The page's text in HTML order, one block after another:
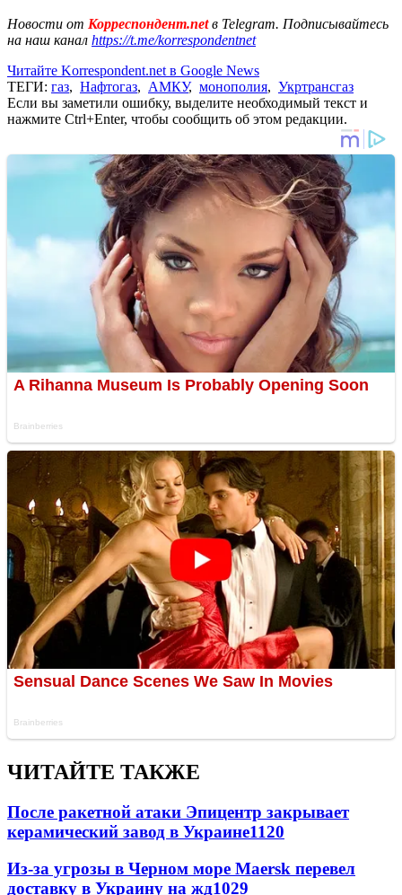
Новости от Корреспондент.netв Telegram. Подписывайтесь
на наш канал https://t.me/korrespondentnet
Читайте Korrespondent.net в Google News
ТЕГИ: газ, Нафтогаз, АМКУ, монополия, Укртрансгаз
Если вы заметили ошибку, выделите необходимый текст и
нажмите Ctrl+Enter, чтобы сообщить об этом редакции.
ЧИТАЙТЕ ТАКЖЕ
После ракетной атаки Эпицентр закрывает
керамический завод в Украине1120
Из-за угрозы в Черном море Maersk перевел
доставку в Украину на жд1029